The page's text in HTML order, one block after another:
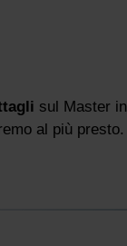
sul Master in
al più presto.